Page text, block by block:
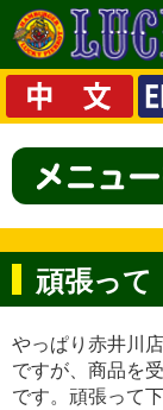
頑張って
やっぱり赤井川
ですが、商品を
です。頑張って下